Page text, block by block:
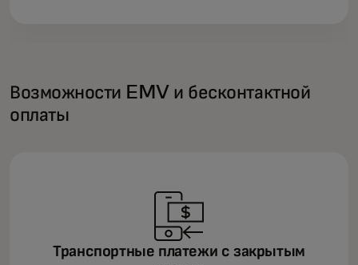
Возможности EMV и бесконтактной
оплаты
Транспортные платежи с закрытым